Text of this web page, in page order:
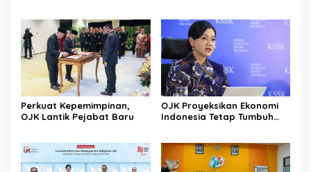
Perkuat Kepemimpinan,
OJK Lantik Pejabat Baru
OJK Proyeksikan Ekonomi
Indonesia Tetap Tumbuh